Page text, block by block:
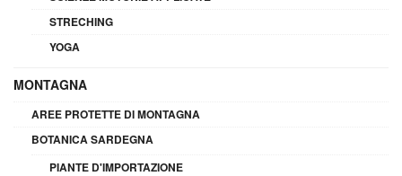
STRECHING
YOGA
MONTAGNA
AREE PROTETTE DI MONTAGNA
BOTANICA SARDEGNA
PIANTE D'IMPORTAZIONE